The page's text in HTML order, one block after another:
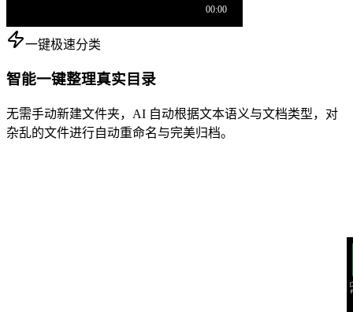
一键极速分类
智能一键整理真实目录
无需手动新建文件夹，AI 自动根据文本语义与文档类型，对
杂乱的文件进行自动重命名与完美归档。